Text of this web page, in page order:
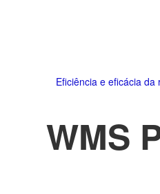
Eficiência e eficácia
WMS